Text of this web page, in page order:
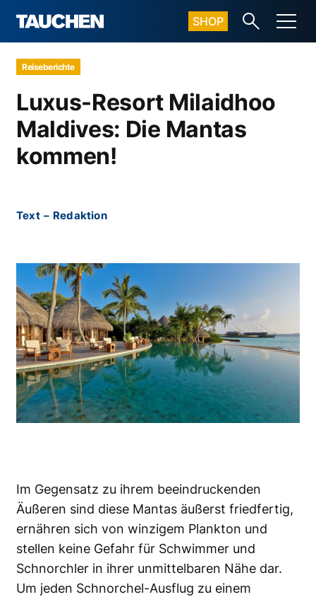
SHOP
Reiseberichte
Luxus-Resort Milaidhoo
Maldives: Die Mantas
kommen!
Text – Redaktion
Im Gegensatz zu ihrem beeindruckenden
Äußeren sind diese Mantas äußerst friedfertig,
ernähren sich von winzigem Plankton und
stellen keine Gefahr für Schwimmer und
Schnorchler in ihrer unmittelbaren Nähe dar.
Um jeden Schnorchel-Ausflug zu einem